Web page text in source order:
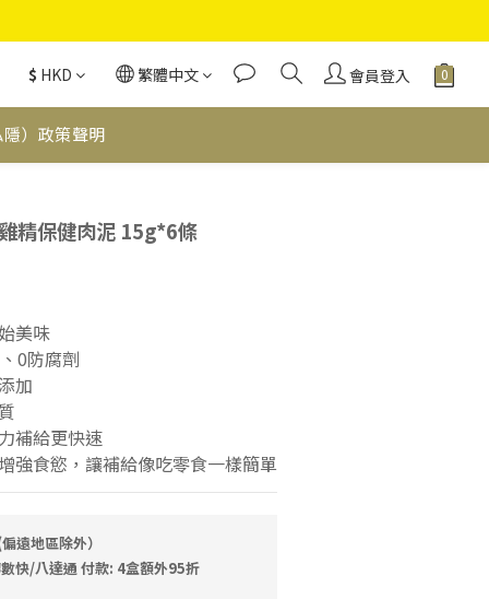
$ HKD 繁體中文 會員登入
）政策聲明
精保健肉泥 15g*6條
美味
0防腐劑
加
補給更快速
強食慾，讓補給像吃零食一樣簡單
遠地區除外）
快/八達通 付款: 4盒額外95折